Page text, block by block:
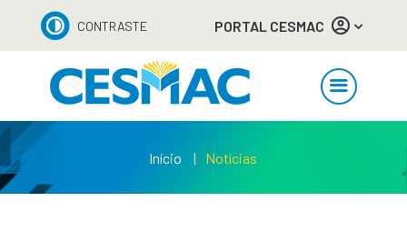
CONTRASTE PORTAL CESMAC
Início Notícias